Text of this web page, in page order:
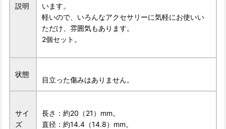
説明
います。
軽いので、いろんなアクセサリーに気軽にお使いい
ただけ、雰囲気もあります。
2個セット。
状態
目立った傷みはありません。
サイ
ズ
長さ：約20（21）mm。
直径：約14.4（14.8）mm。